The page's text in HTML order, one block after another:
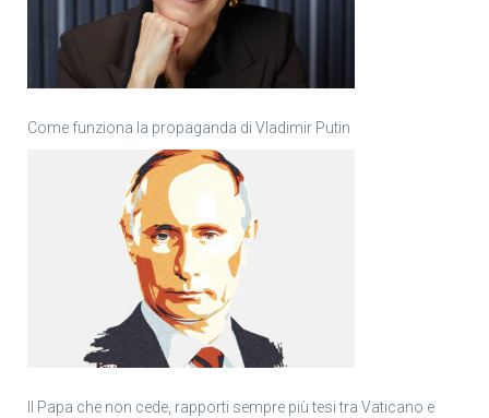
Come funziona la propaganda di Vladimir Putin
Il Papa che non cede, rapporti sempre più tesi tra Vaticano e